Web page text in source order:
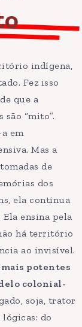
indígena,
Fez isso
que a
são “mito”.
em
Mas a
de
dos
ela continua
Ela ensina pela
há território
ao invisível.
mais potentes
colonial-
soja, trator
do